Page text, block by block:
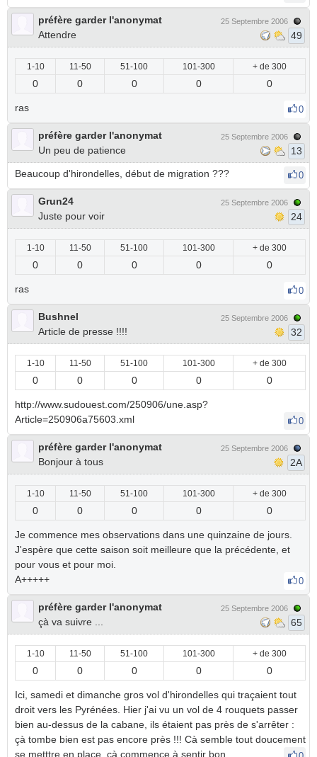
préfère garder l'anonymat
Attendre
25 Septembre 2006
49
1-10 11-50 51-100 101-300 + de 300
0 0 0 0 0
ras 0
préfère garder l'anonymat
Un peu de patience
25 Septembre 2006
13
Beaucoup d'hirondelles, début de migration ???
0
Grun24
Juste pour voir
25 Septembre 2006
24
1-10 11-50 51-100 101-300 + de 300
0 0 0 0 0
ras 0
Bushnel
Article de presse !!!!
25 Septembre 2006
32
1-10 11-50 51-100 101-300 + de 300
0 0 0 0 0
http://www.sudouest.com/250906/une.asp?
Article=250906a75603.xml
0
préfère garder l'anonymat
Bonjour à tous
25 Septembre 2006
2A
1-10 11-50 51-100 101-300 + de 300
0 0 0 0 0
Je commence mes observations dans une quinzaine de jours.
J'espère que cette saison soit meilleure que la précédente, et
pour vous et pour moi.
A+++++
0
préfère garder l'anonymat
çà va suivre ...
25 Septembre 2006
65
1-10 11-50 51-100 101-300 + de 300
0 0 0 0 0
Ici, samedi et dimanche gros vol d'hirondelles qui traçaient tout
droit vers les Pyrénées. Hier j'ai vu un vol de 4 rouquets passer
bien au-dessus de la cabane, ils étaient pas près de s'arrêter :
çà tombe bien est pas encore près !!! Cà semble tout doucement
se metttre en place, çà commence à sentir bon ...